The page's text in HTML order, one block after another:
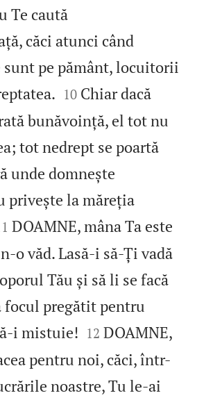
Te caută
căci atunci când
sunt pe pământ, locuitorii


10 Chiar dacă
bunăvoință, el tot nu
tot nedrept se poartă
unde domnește
privește la măreția
DOAMNE, mâna Ta este
văd. Lasă‑i să‑Ți vadă
Tău și să li se facă
focul pregătit pentru
mistuie! 

12 DOAMNE,
pentru noi, căci, într-
noastre, Tu le‑ai